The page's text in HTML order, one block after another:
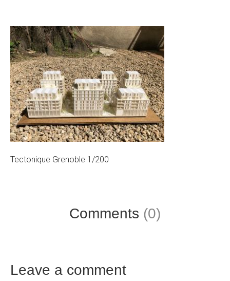
Tectonique Grenoble 1/200
Comments (0)
Leave a comment